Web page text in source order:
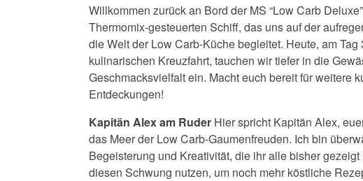
Willkommen zurück an Bord der MS “Low Carb
Thermomix-gesteuerten Schiff, das uns auf der
die Welt der Low Carb-Küche begleitet. Heute, am Tag
kulinarischen Kreuzfahrt, tauchen wir tiefer in die
Geschmacksvielfalt ein. Macht euch bereit für weitere
Entdeckungen!
Kapitän Alex am Ruder Hier spricht Kapitän Alex,
das Meer der Low Carb-Gaumenfreuden. Ich bin
Begeisterung und Kreativität, die ihr alle bisher
diesen Schwung nutzen, um noch mehr köstliche